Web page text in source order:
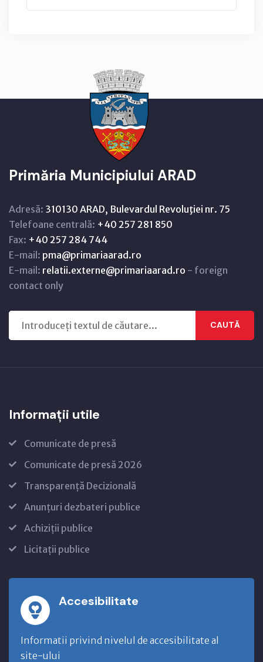
Primăria Municipiului ARAD
Adresă: 310130 ARAD, Bulevardul Revoluţiei nr. 75
Telefoane centrală: +40 257 281 850
Fax: +40 257 284 744
E-mail: pma@primariaarad.ro
E-mail: relatii.externe@primariaarad.ro - foreign
contact only
CAUTĂ
Informații utile
Comunicate de presă
Comunicate de presă 2026
Transparență Decizională
Anunțuri dezbateri publice
Achiziții publice
Licitații publice
Accesibilitate
Informatii privind nivelul de accesibilitate al
site-ului